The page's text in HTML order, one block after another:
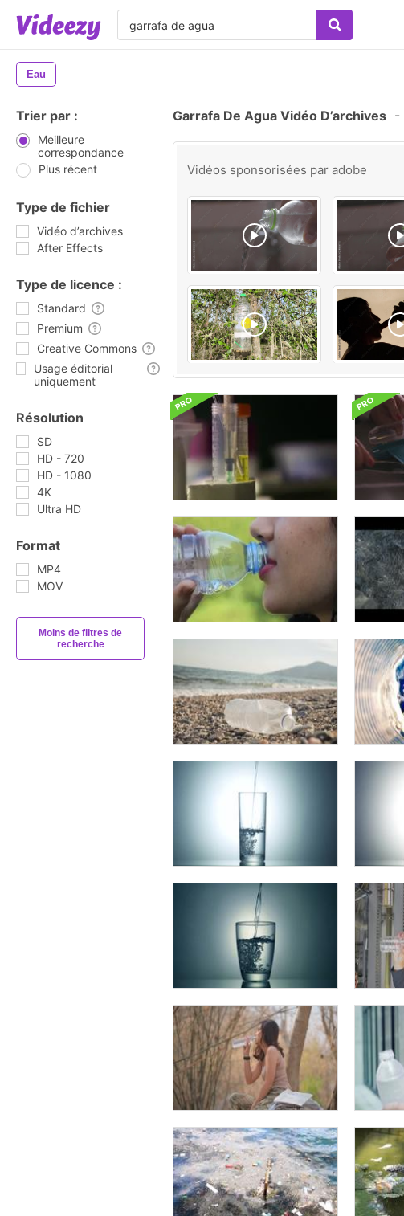
Eau
Trier par :
Meilleure
correspondance
Plus récent
Type de fichier
Vidéo d’archives
After Effects
Type de licence :
Standard
Premium
Creative Commons
Usage éditorial
uniquement
Résolution
SD
HD - 720
HD - 1080
4K
Ultra HD
Format
MP4
MOV
Moins de filtres de
recherche
Garrafa De Agua Vidéo D’archives -
Vidéos sponsorisées par adobe